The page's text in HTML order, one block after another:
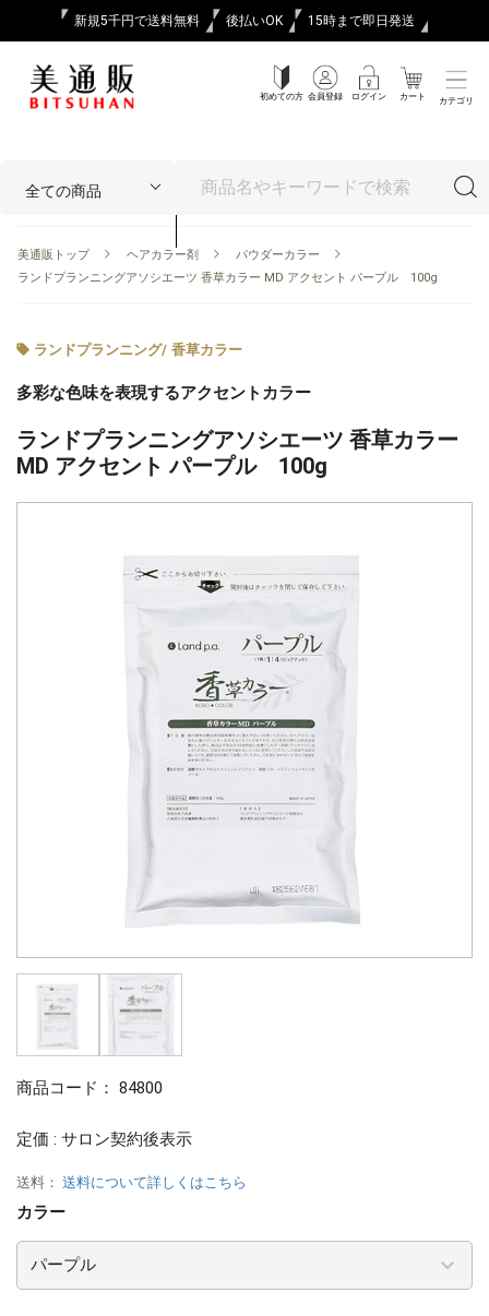
新規5千円で送料無料 後払いOK 15時まで即日発送
初めての方 会員登録 ログイン カート カテゴリ
美通販トップ ヘアカラー剤
パウダーカラー
ランドプランニングアソシエーツ 香草カラー MD アクセント パープル 100g
ランドプランニング/ 香草カラー
多彩な色味を表現するアクセントカラー
ランドプランニングアソシエーツ 香草カラー
MD アクセント パープル 100g
商品コード： 84800
定価 : サロン契約後表示
送料： 送料について詳しくはこちら
カラー